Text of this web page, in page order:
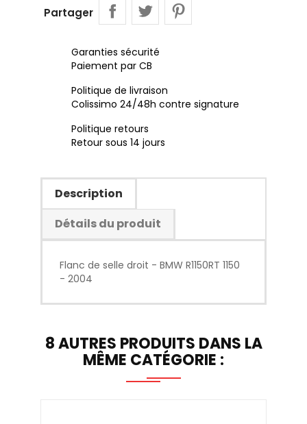
Partager
Garanties sécurité
Paiement par CB
Politique de livraison
Colissimo 24/48h contre signature
Politique retours
Retour sous 14 jours
Description
Détails du produit
Flanc de selle droit - BMW R1150RT 1150
- 2004
8 AUTRES PRODUITS DANS LA
MÊME CATÉGORIE :